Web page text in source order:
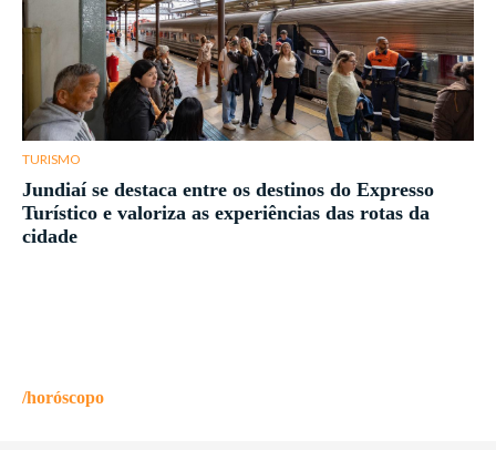
TURISMO
Jundiaí se destaca entre os destinos do Expresso
Turístico e valoriza as experiências das rotas da
cidade
/horóscopo